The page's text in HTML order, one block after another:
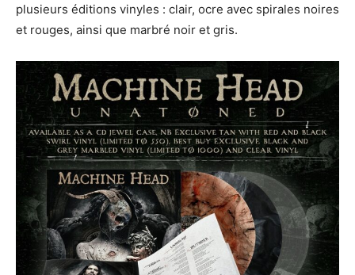
plusieurs éditions vinyles : clair, ocre avec spirales noires
et rouges, ainsi que marbré noir et gris.